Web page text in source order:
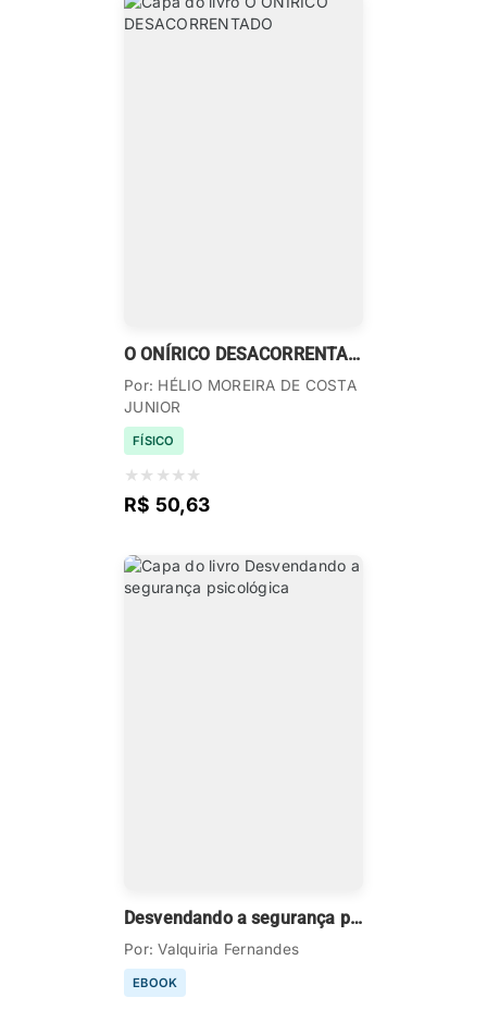
O ONÍRICO DESACORRENTADO
Por: HÉLIO MOREIRA DE COSTA
JUNIOR
FÍSICO
★ ★ ★ ★ ★
R$ 50,63
Desvendando a segurança psicológica
Por: Valquiria Fernandes
EBOOK